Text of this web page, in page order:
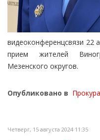
видеоконференцсвязи 22
прием жителей
Мезенского округов.
Опубликовано в
Четверг, 15 августа 2024 11:35